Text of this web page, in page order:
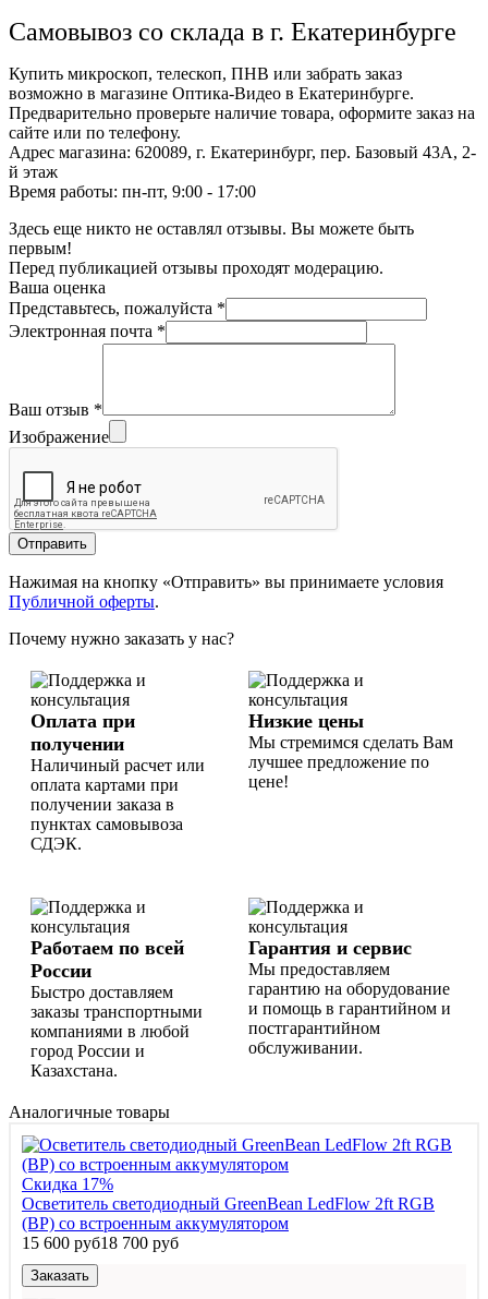
Самовывоз со склада в г. Екатеринбурге
Купить микроскоп, телескоп, ПНВ или забрать заказ
возможно в магазине Оптика-Видео в Екатеринбурге.
Предварительно проверьте наличие товара, оформите заказ на
сайте или по телефону.
Адрес магазина: 620089, г. Екатеринбург, пер. Базовый 43А, 2-
й этаж
Время работы: пн-пт, 9:00 - 17:00
Здесь еще никто не оставлял отзывы. Вы можете быть
первым!
Перед публикацией отзывы проходят модерацию.
Ваша оценка
Представьтесь, пожалуйста *
Электронная почта *
Ваш отзыв *
Изображение
Отправить
Нажимая на кнопку «Отправить» вы принимаете условия
Публичной оферты.
Почему нужно заказать у нас?
Оплата при
получении
Наличиный расчет или
оплата картами при
получении заказа в
пунктах самовывоза
СДЭК.
Низкие цены
Мы стремимся сделать Вам
лучшее предложение по
цене!
Работаем по всей
России
Быстро доставляем
заказы транспортными
компаниями в любой
город России и
Казахстана.
Гарантия и сервис
Мы предоставляем
гарантию на оборудование
и помощь в гарантийном и
постгарантийном
обслуживании.
Аналогичные товары
Скидка 17%
Осветитель светодиодный GreenBean LedFlow 2ft RGB
(BP) со встроенным аккумулятором
15 600 руб18 700 руб
Заказать